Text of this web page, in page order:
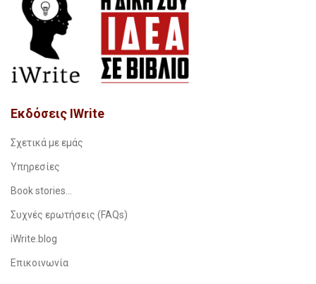
Εκδόσεις IWrite
Σχετικά με εμάς
Υπηρεσίες
Book stories…
Συχνές ερωτήσεις (FAQs)
iWrite.blog
Επικοινωνία